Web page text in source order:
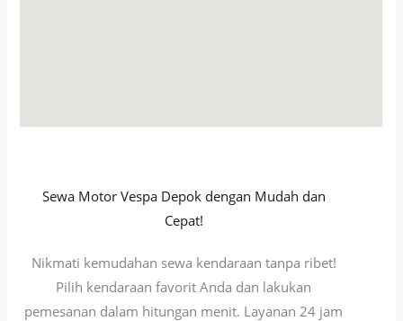
Sewa Motor Vespa Depok dengan Mudah dan
Cepat!
Nikmati kemudahan sewa kendaraan tanpa ribet!
Pilih kendaraan favorit Anda dan lakukan
pemesanan dalam hitungan menit. Layanan 24 jam